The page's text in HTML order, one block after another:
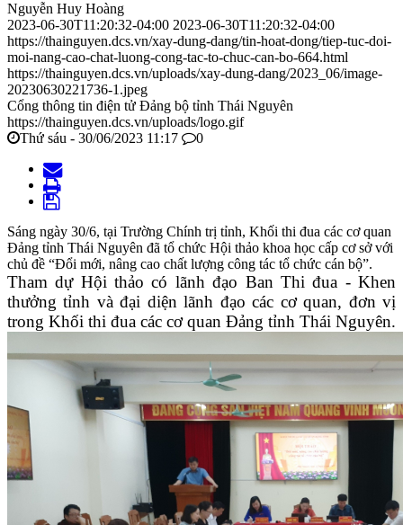
Nguyễn Huy Hoàng
2023-06-30T11:20:32-04:00 2023-06-30T11:20:32-04:00
https://thainguyen.dcs.vn/xay-dung-dang/tin-hoat-dong/tiep-tuc-doi-
moi-nang-cao-chat-luong-cong-tac-to-chuc-can-bo-664.html
https://thainguyen.dcs.vn/uploads/xay-dung-dang/2023_06/image-
20230630221736-1.jpeg
Cổng thông tin điện tử Đảng bộ tỉnh Thái Nguyên
https://thainguyen.dcs.vn/uploads/logo.gif
Thứ sáu - 30/06/2023 11:17
0
Sáng ngày 30/6, tại Trường Chính trị tỉnh, Khối thi đua các cơ quan
Đảng tỉnh Thái Nguyên đã tổ chức Hội thảo khoa học cấp cơ sở với
chủ đề “Đổi mới, nâng cao chất lượng công tác tổ chức cán bộ”.
Tham dự Hội thảo có lãnh đạo Ban Thi đua - Khen
thưởng tỉnh và đại diện lãnh đạo các cơ quan, đơn vị
trong Khối thi đua các cơ quan Đảng tỉnh Thái Nguyên.